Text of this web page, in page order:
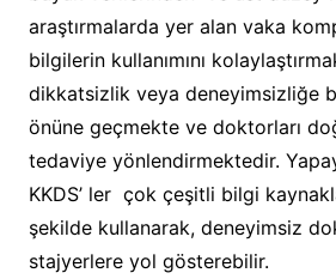
araştırmalarda yer alan vaka
bilgilerin kullanımını
dikkatsizlik veya deneyimsizliğe
önüne geçmekte ve doktorları
tedaviye yönlendirmektedir.
KKDS’ ler çok çeşitli bilgi
şekilde kullanarak, deneyimsiz
stajyerlere yol gösterebilir.